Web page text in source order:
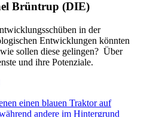
Brüntrup (DIE)
in der
Entwicklungen könnten
sollen diese gelingen? Über
und ihre Potenziale.